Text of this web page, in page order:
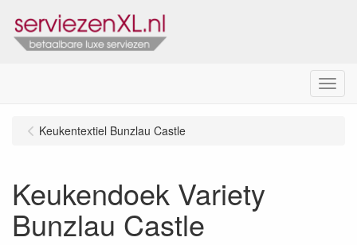
Menu
Keukentextiel Bunzlau Castle
Keukendoek Variety
Bunzlau Castle